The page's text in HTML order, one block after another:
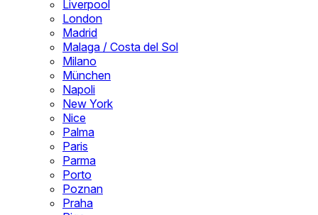
Liverpool
London
Madrid
Malaga / Costa del Sol
Milano
München
Napoli
New York
Nice
Palma
Paris
Parma
Porto
Poznan
Praha